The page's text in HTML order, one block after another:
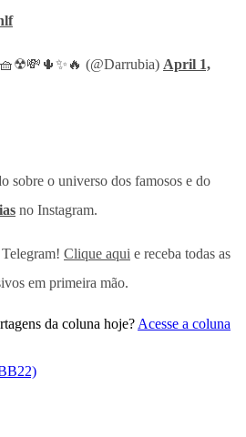
(@Darrubia) April 1,
sobre o universo dos famosos e do
no Instagram.
Clique aqui e receba todas as
em primeira mão.
da coluna hoje? Acesse a coluna